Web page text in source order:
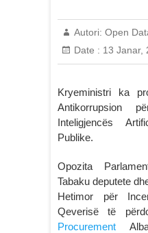
Autori: Open
Date : 13 Janar,
Kryeministri ka
Antikorrupsion
Inteligjencës
Publike.
Opozita
Tabaku deputete
Hetimor për
Qeverisë të
Procurement